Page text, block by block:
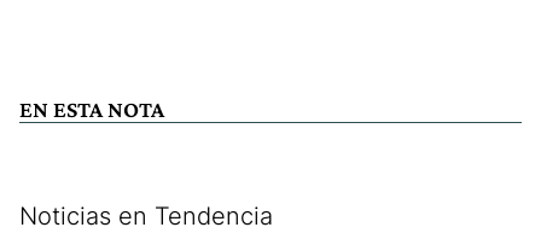
EN ESTA NOTA
Noticias en Tendencia